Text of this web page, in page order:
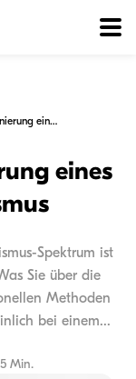
5 Tipps zur Disziplinierung eines Kindes mit Autismus
eines
Spektrum ist
Sie über die
Methoden
bei einem...
5 Min.